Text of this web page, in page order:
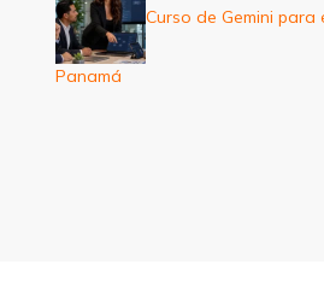
Curso de Gemini para
Panamá